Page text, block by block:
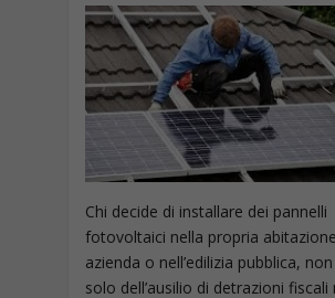
Chi decide di installare dei pannelli
fotovoltaici nella propria
azienda o nell’edilizia pubblica,
solo dell’ausilio di detrazioni fiscali